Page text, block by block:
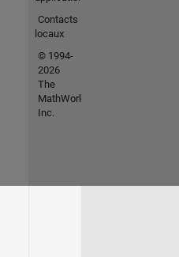
Contacts
locaux
© 1994-
2026
The
MathWorks,
Inc.